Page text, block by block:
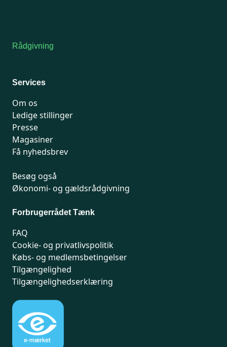
Rådgivning
Services
Om os
Ledige stillinger
Presse
Magasiner
Få nyhedsbrev
Besøg også
Økonomi- og gældsrådgivning
Forbrugerrådet Tænk
FAQ
Cookie- og privatlivspolitik
Købs- og medlemsbetingelser
Tilgængelighed
Tilgængelighedserklæring